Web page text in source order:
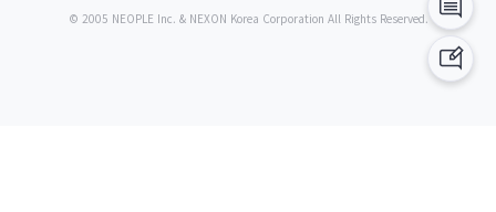
© 2005 NEOPLE Inc. & NEXON Korea Corporation All Rights Reserved.